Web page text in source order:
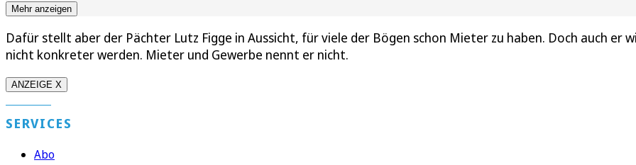
Mehr anzeigen
Dafür stellt aber der Pächter Lutz Figge in Aussicht, für viele der Bögen schon Mieter zu haben. Doch auch er
nicht konkreter werden. Mieter und Gewerbe nennt er nicht.
ANZEIGE X
SERVICES
Abo